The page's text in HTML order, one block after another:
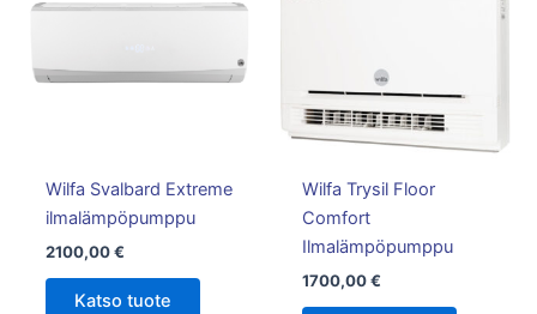
Wilfa Svalbard Extreme
ilmalämpöpumppu
2100,00€
Katso tuote
Wilfa Trysil Floor
Comfort
Ilmalämpöpumppu
1700,00€